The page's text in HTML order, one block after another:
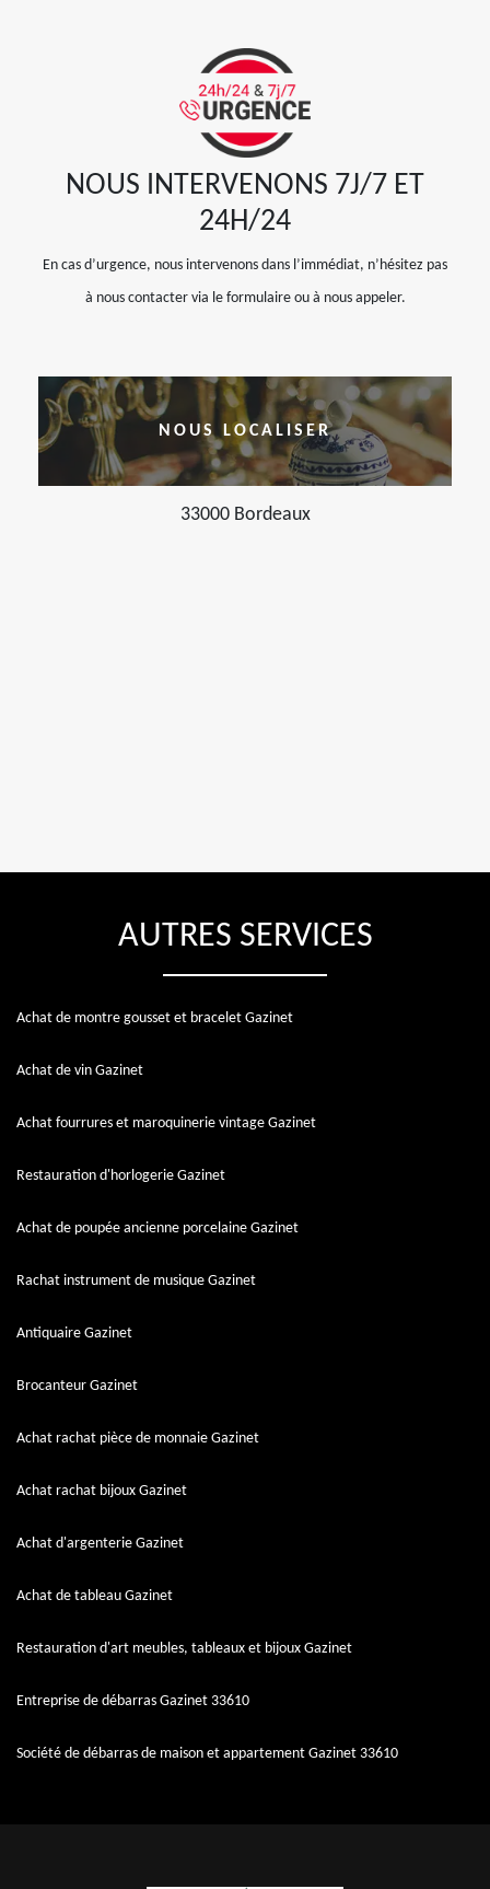
NOUS INTERVENONS 7J/7 ET
24H/24
En cas d’urgence, nous intervenons dans l’immédiat, n’hésitez pas
à nous contacter via le formulaire ou à nous appeler.
NOUS LOCALISER
33000 Bordeaux
AUTRES SERVICES
Achat de montre gousset et bracelet Gazinet
Achat de vin Gazinet
Achat fourrures et maroquinerie vintage Gazinet
Restauration d'horlogerie Gazinet
Achat de poupée ancienne porcelaine Gazinet
Rachat instrument de musique Gazinet
Antiquaire Gazinet
Brocanteur Gazinet
Achat rachat pièce de monnaie Gazinet
Achat rachat bijoux Gazinet
Achat d'argenterie Gazinet
Achat de tableau Gazinet
Restauration d'art meubles, tableaux et bijoux Gazinet
Entreprise de débarras Gazinet 33610
Société de débarras de maison et appartement Gazinet 33610